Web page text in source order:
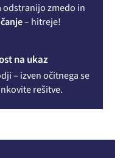
odstranijo zmedo in
– hitreje!
na ukaz
– izven očitnega se
rešitve.